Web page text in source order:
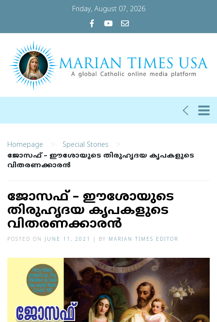
Friday, August 07, 2026
Homepage > Special Stories >
ജോസഫ് – ഈശോയുടെ തിരുഹൃദയ കൃപകളുടെ
വിതരണക്കാരൻ
ജോസഫ് – ഈശോയുടെ
തിരുഹൃദയ കൃപകളുടെ
വിതരണക്കാരൻ
POSTED ON JUNE 11, 2021 BY MARIAN TIMES EDITOR